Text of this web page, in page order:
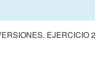
EJERCICIO